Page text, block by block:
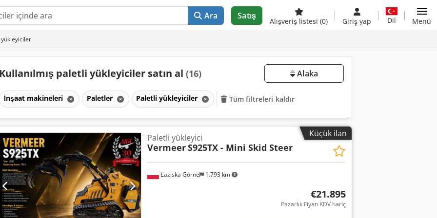
Ara Satış
Alışveriş listesi (0) Giriş yap Dil Menü
Kullanılmış paletli yükleyiciler satın al (16) Alaka
İnşaat makineleri Paletler Paletli yükleyiciler Tüm filtreleri kaldır
Küçük ilan
Łaziska Górne 1.793 km
Paletli yükleyici
VermeerS925TX - Mini Skid Steer
€21.895
Pazarlık Fiyatı KDV hariç